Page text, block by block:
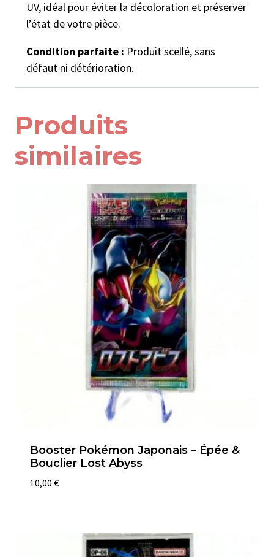
UV, idéal pour éviter la décoloration et préserver
l’état de votre pièce.
Condition parfaite : Produit scellé, sans
défaut ni détérioration.
Produits
similaires
Booster Pokémon Japonais – Épée &
Bouclier Lost Abyss
10,00 €